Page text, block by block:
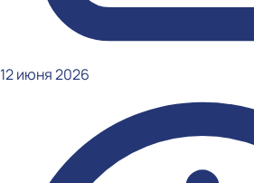
12 июня 2026